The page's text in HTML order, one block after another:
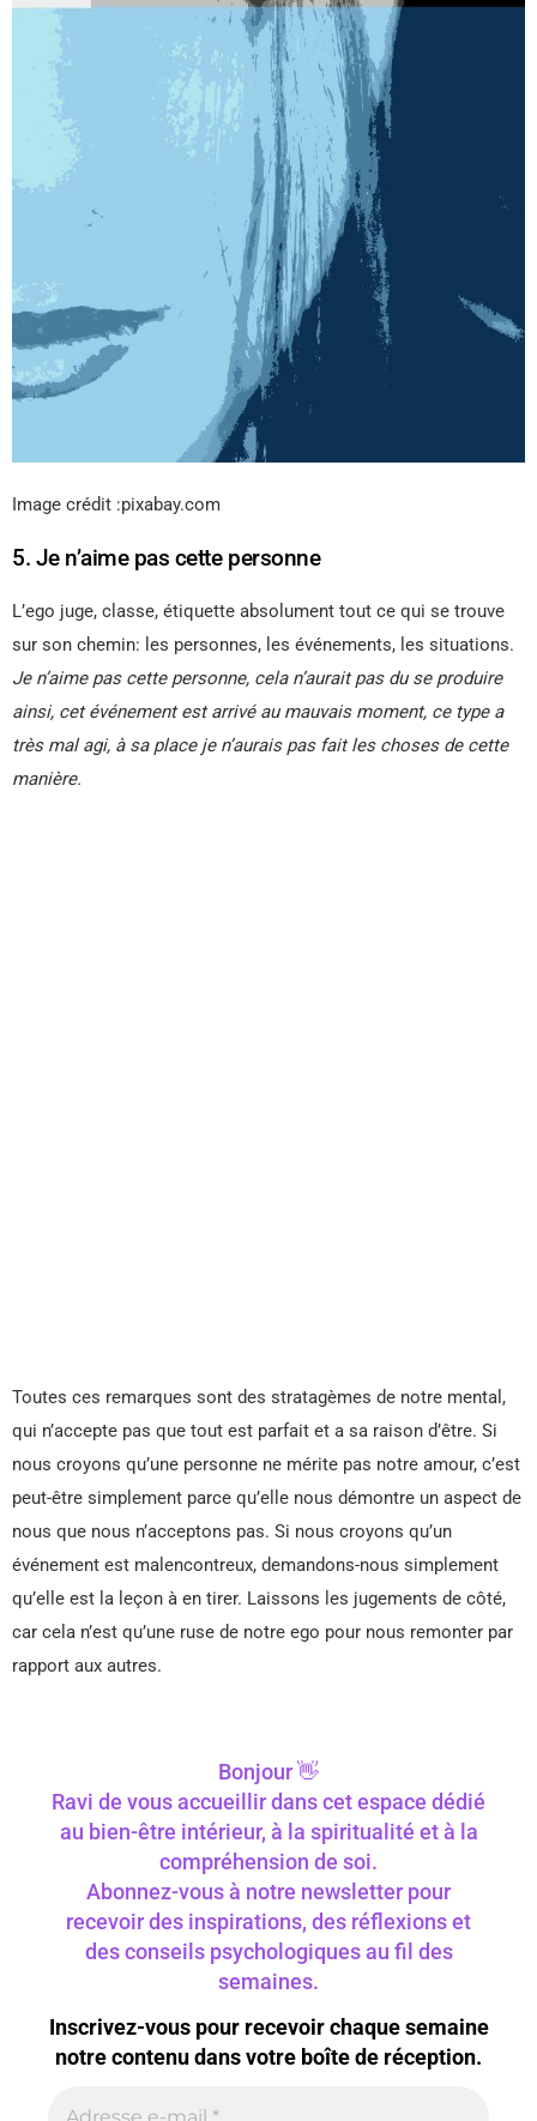
Image crédit :pixabay.com
5. Je n’aime pas cette personne
L’ego juge, classe, étiquette absolument tout ce qui se trouve
sur son chemin: les personnes, les événements, les situations.
Je n’aime pas cette personne, cela n’aurait pas du se produire
ainsi, cet événement est arrivé au mauvais moment, ce type a
très mal agi, à sa place je n’aurais pas fait les choses de cette
manière.
Toutes ces remarques sont des stratagèmes de notre mental,
qui n’accepte pas que tout est parfait et a sa raison d’être. Si
nous croyons qu’une personne ne mérite pas notre amour, c’est
peut-être simplement parce qu’elle nous démontre un aspect de
nous que nous n’acceptons pas. Si nous croyons qu’un
événement est malencontreux, demandons-nous simplement
qu’elle est la leçon à en tirer. Laissons les jugements de côté,
car cela n’est qu’une ruse de notre ego pour nous remonter par
rapport aux autres.
Bonjour 👋
Ravi de vous accueillir dans cet espace dédié
au bien-être intérieur, à la spiritualité et à la
compréhension de soi.
Abonnez-vous à notre newsletter pour
recevoir des inspirations, des réflexions et
des conseils psychologiques au fil des
semaines.
Inscrivez-vous pour recevoir chaque semaine
notre contenu dans votre boîte de réception.